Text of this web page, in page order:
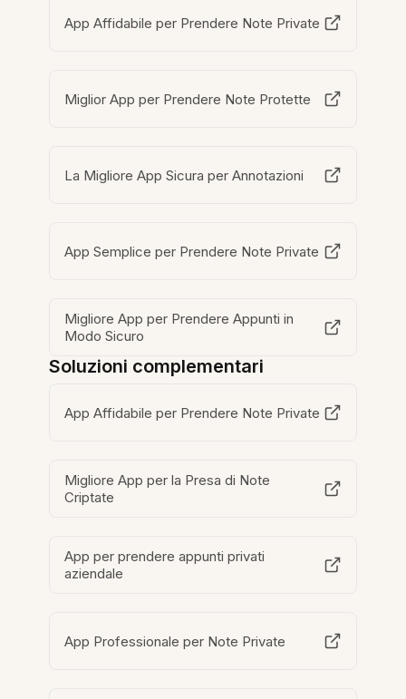
App Affidabile per Prendere Note Private
Miglior App per Prendere Note Protette
La Migliore App Sicura per Annotazioni
App Semplice per Prendere Note Private
Migliore App per Prendere Appunti in
Modo Sicuro
Soluzioni complementari
App Affidabile per Prendere Note Private
Migliore App per la Presa di Note
Criptate
App per prendere appunti privati
aziendale
App Professionale per Note Private